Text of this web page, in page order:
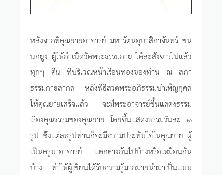
หลังจากที่คุณยายอาจารย์ มหารัตนอุบาสิกาจันทร์ ขน
นกยูง ผู้ให้กำเนิดวัดพระธรรมกาย ได้ละสังขารไปแล้ว
ทุกๆ คืน ที่บริเวณหน้าเรือนทองของท่าน ณ สภา
ธรรมกายสากล หลังพิธีสวดพระอภิธรรมบำเพ็ญกุศล
ให้คุณยายเสร็จแล้ว จะมีพระอาจารย์ขึ้นแสดงธรรม
เรื่องคุณธรรมของคุณยาย โดยขึ้นแสดงธรรมวันละ ๑
รูป ซึ่งแต่ละรูปท่านก็จะมีความประทับใจในคุณยาย ผู้
เป็นครูบาอาจารย์ แตกต่างกันไปบ้างหรือเหมือนกัน
บ้าง ทำให้ผู้เขียนได้รับความรู้มากมายนำมาเป็นแบบ